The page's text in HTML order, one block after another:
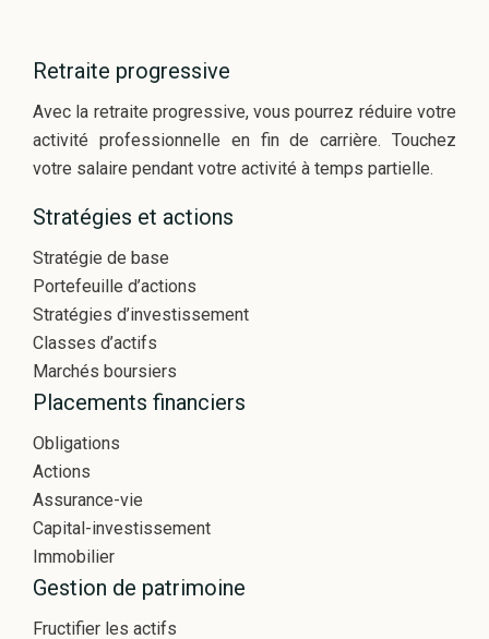
Retraite progressive
Avec la retraite progressive, vous pourrez réduire votre
activité professionnelle en fin de carrière. Touchez
votre salaire pendant votre activité à temps partielle.
Stratégies et actions
Stratégie de base
Portefeuille d’actions
Stratégies d’investissement
Classes d’actifs
Marchés boursiers
Placements financiers
Obligations
Actions
Assurance-vie
Capital-investissement
Immobilier
Gestion de patrimoine
Fructifier les actifs